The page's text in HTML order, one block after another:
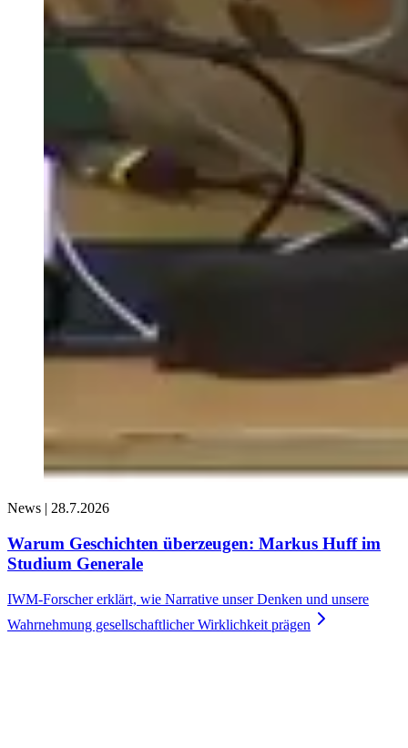
News | 28.7.2026
Warum Geschichten überzeugen: Markus Huff im
Studium Generale
IWM-Forscher erklärt, wie Narrative unser Denken und unsere
Wahrnehmung gesellschaftlicher Wirklichkeit prägen